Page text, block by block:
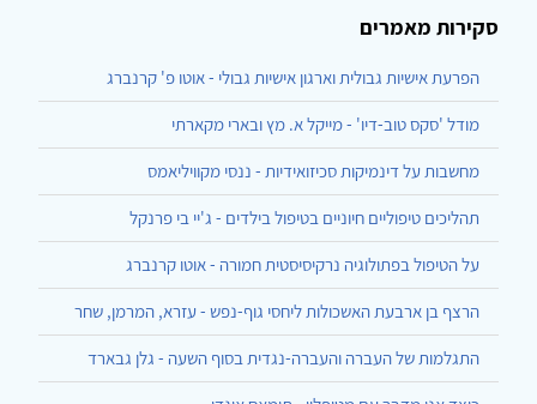
סקירות מאמרים
הפרעת אישיות גבולית וארגון אישיות גבולי - אוטו פ' קרנברג
מודל 'סקס טוב-דיו' - מייקל א. מץ ובארי מקארתי
מחשבות על דינמיקות סכיזואידיות - ננסי מקוויליאמס
תהליכים טיפוליים חיוניים בטיפול בילדים - ג'יי בי פרנקל
על הטיפול בפתולוגיה נרקיסיסטית חמורה - אוטו קרנברג
הרצף בן ארבעת האשכולות ליחסי גוף-נפש - עזרא, המרמן, שחר
התגלמות של העברה והעברה-נגדית בסוף השעה - גלן גבארד